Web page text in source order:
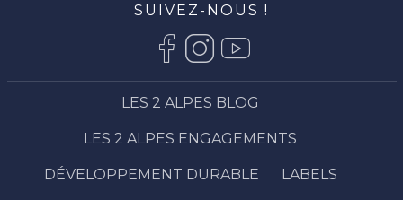
SUIVEZ-NOUS !
LES 2 ALPES BLOG
LES 2 ALPES ENGAGEMENTS
DÉVELOPPEMENT DURABLE LABELS